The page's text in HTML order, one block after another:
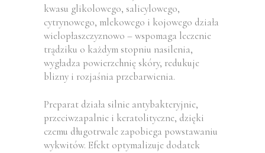
kwasu glikolowego, salicylowego,
cytrynowego, mlekowego i kojowego działa
wielopłaszczyznowo – wspomaga leczenie
trądziku o każdym stopniu nasilenia,
wygładza powierzchnię skóry, redukuje
blizny i rozjaśnia przebarwienia.
Preparat działa silnie antybakteryjnie,
przeciwzapalnie i keratolityczne, dzięki
czemu długotrwale zapobiega powstawaniu
wykwitów. Efekt optymalizuje dodatek